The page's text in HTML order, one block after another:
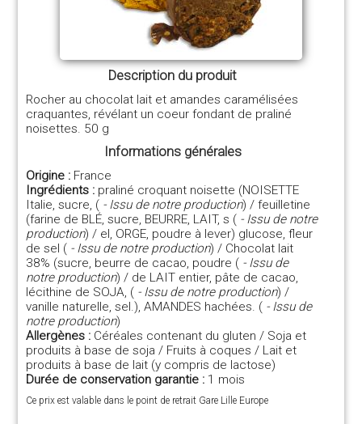
Description du produit
Rocher au chocolat lait et amandes caramélisées
craquantes, révélant un coeur fondant de praliné
noisettes. 50 g
Informations générales
Origine : France
Ingrédients : praliné croquant noisette (NOISETTE
Italie, sucre, ( - Issu de notre production) / feuilletine
(farine de BLÉ, sucre, BEURRE, LAIT, s ( - Issu de notre
production) / el, ORGE, poudre à lever) glucose, fleur
de sel ( - Issu de notre production) / Chocolat lait
38% (sucre, beurre de cacao, poudre ( - Issu de
notre production) / de LAIT entier, pâte de cacao,
lécithine de SOJA, ( - Issu de notre production) /
vanille naturelle, sel.), AMANDES hachées. ( - Issu de
notre production)
Allergènes : Céréales contenant du gluten / Soja et
produits à base de soja / Fruits à coques / Lait et
produits à base de lait (y compris de lactose)
Durée de conservation garantie : 1 mois
Ce prix est valable dans le point de retrait Gare Lille Europe